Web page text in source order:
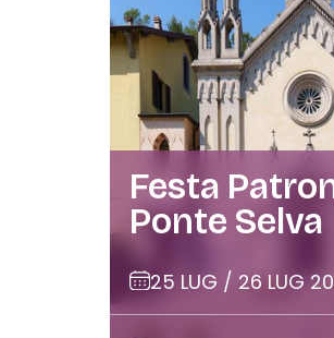
Festa
Ponte Selva
25 LUG / 26 LUG